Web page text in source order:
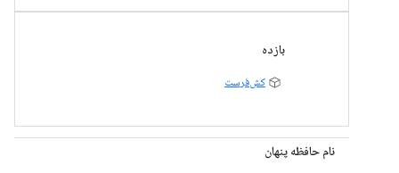
بازده
کش‌فرست
نام حافظه پنهان